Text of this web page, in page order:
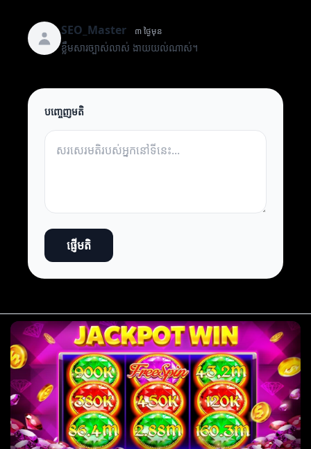
SEO_Master ៣ ថ្ងៃមុន
ខ្លឹមសារច្បាស់លាស់ ងាយយល់ណាស់។
បញ្ចេញមតិ
ផ្ញើមតិ